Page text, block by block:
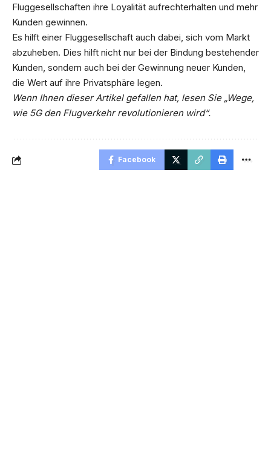
Fluggesellschaften ihre Loyalität aufrechterhalten und mehr
Kunden gewinnen.
Es hilft einer Fluggesellschaft auch dabei, sich vom Markt
abzuheben. Dies hilft nicht nur bei der Bindung bestehender
Kunden, sondern auch bei der Gewinnung neuer Kunden,
die Wert auf ihre Privatsphäre legen.
Wenn Ihnen dieser Artikel gefallen hat, lesen Sie „Wege,
wie 5G den Flugverkehr revolutionieren wird“.
Facebook